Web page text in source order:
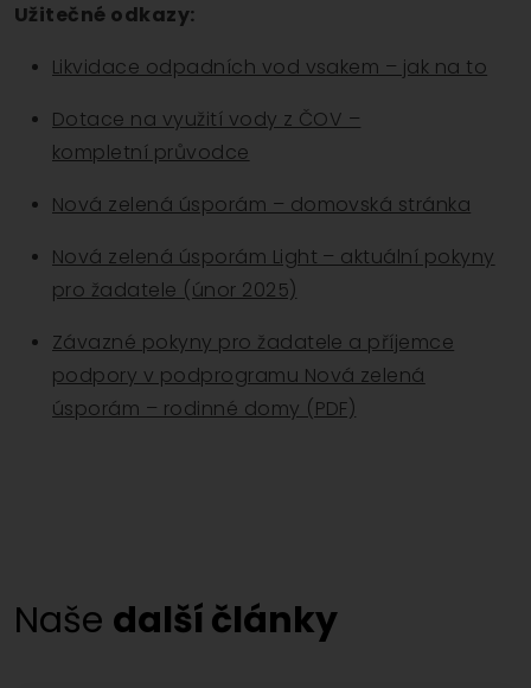
Užitečné odkazy:
Likvidace odpadních vod vsakem – jak na to
Dotace na využití vody z ČOV –
kompletní průvodce
Nová zelená úsporám – domovská stránka
Nová zelená úsporám Light – aktuální pokyny
pro žadatele (únor 2025)
Závazné pokyny pro žadatele a příjemce
podpory v podprogramu Nová zelená
úsporám – rodinné domy (PDF)
Naše další články